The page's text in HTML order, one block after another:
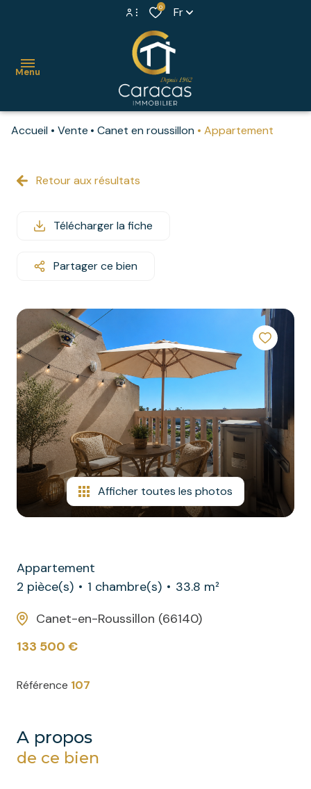
Espace propriétaire
Extranet syndic
0 Fr
Menu
ventes
maisons
propriétés
murs
commerciaux
autres
syndic
contact
Accueil Vente Canet en roussillon Appartement
Retour aux résultats
Télécharger la fiche
Partager ce bien
Afficher toutes les photos
Appartement
2 pièce(s)
1 chambre(s)
33.8 m²
Canet-en-Roussillon (66140)
133 500 €
Référence 107
a propos
de ce bien